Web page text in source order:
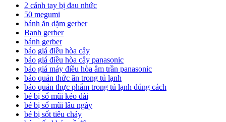
2 cánh tay bị đau nhức
50 megumi
bánh ăn dặm gerber
Banh gerber
bánh gerber
báo giá điều hòa cây
báo giá điều hòa cây panasonic
báo giá máy điều hòa âm trần panasonic
bảo quản thức ăn trong tủ lạnh
bảo quản thực phẩm trong tủ lạnh đúng cách
bé bị sổ mũi kéo dài
bé bị sổ mũi lâu ngày
bé bị sốt tiêu chảy